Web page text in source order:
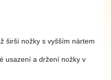
širší nožky s vyšším nártem
usazení a držení nožky v